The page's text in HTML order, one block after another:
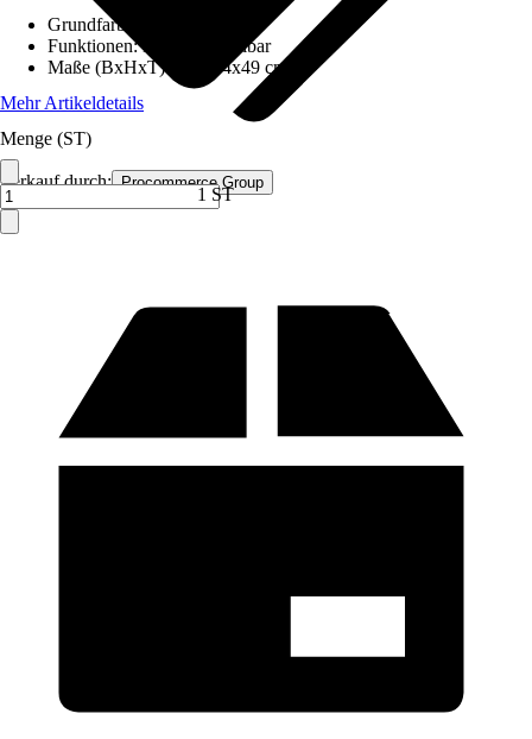
Verkauf durch: Procommerce Group
Grundfarbe
Funktionen:Höhenverstellbar
Maße (BxHxT)
106x44x49 cm
Mehr Artikeldetails
Menge (ST)
1 ST